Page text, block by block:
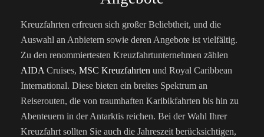
Kreuzfahrten erfreuen sich großer Beliebtheit, und die
Auswahl an Anbietern sowie deren Angebote ist vielfältig.
Zu den renommiertesten Kreuzfahrtunternehmen zählen
AIDA Cruises, MSC Kreuzfahrten und Royal Caribbean
International. Diese bieten ein breites Spektrum an
Reiserouten, die von traumhaften Karibikfahrten bis hin zu
Abenteuern in der Antarktis reichen. Bei der Wahl Ihrer
Kreuzfahrt sollten Sie auch die Jahreszeit berücksichtigen,